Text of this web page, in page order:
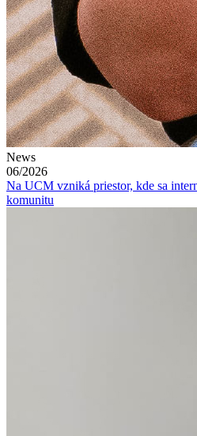
News
06/2026
Na UCM vzniká priestor, kde sa
komunitu